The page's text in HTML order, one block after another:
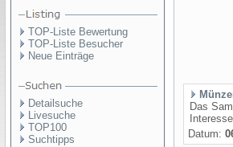
TOP-Liste Bewertung
TOP-Liste Besucher
Neue Einträge
Detailsuche
Livesuche
TOP100
Suchtipps
Das
Datum: